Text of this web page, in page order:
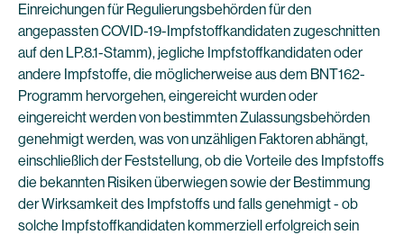
Einreichungen für Regulierungsbehörden für den
angepassten COVID-19-Impfstoffkandidaten zugeschnitten
auf den LP.8.1-Stamm), jegliche Impfstoffkandidaten oder
andere Impfstoffe, die möglicherweise aus dem BNT162-
Programm hervorgehen, eingereicht wurden oder
eingereicht werden von bestimmten Zulassungsbehörden
genehmigt werden, was von unzähligen Faktoren abhängt,
einschließlich der Feststellung, ob die Vorteile des Impfstoffs
die bekannten Risiken überwiegen sowie der Bestimmung
der Wirksamkeit des Impfstoffs und falls genehmigt - ob
solche Impfstoffkandidaten kommerziell erfolgreich sein